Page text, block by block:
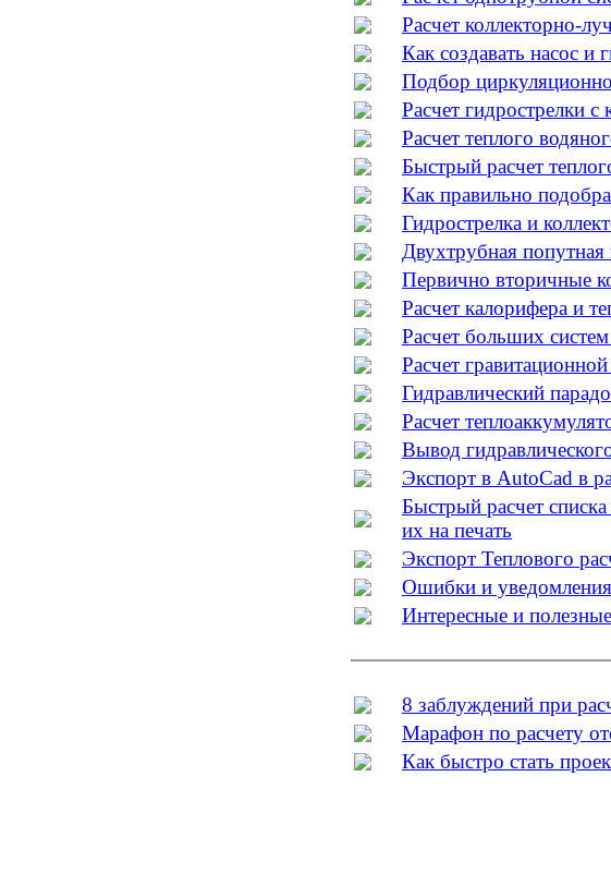
Расчет коллекторно-
Как создавать насос и
Подбор
Расчет гидрострелки с
Расчет теплого
Быстрый расчет
Как правильно
Гидрострелка и
Двухтрубная
Первично вторичные
Расчет калорифера и
Расчет больших
Расчет
Гидравлический
Расчет
Вывод
Экспорт в AutoCad в
Быстрый расчет
их на печать
Экспорт Теплового
Ошибки и
Интересные и
8 заблуждений при
Марафон по расчету
Как быстро стать